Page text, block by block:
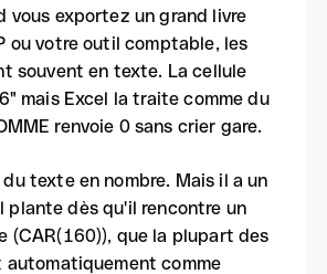
vous exportez un grand livre
ou votre outil comptable, les
souvent en texte. La cellule
mais Excel la traite comme du
renvoie 0 sans crier gare.
texte en nombre. Mais il a un
plante dès qu'il rencontre un
(CAR(160)), que la plupart des
comme